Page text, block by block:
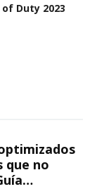
Duty 2023
que no